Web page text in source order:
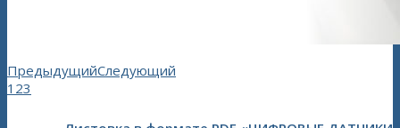
ПредыдущийСледующий
1 23